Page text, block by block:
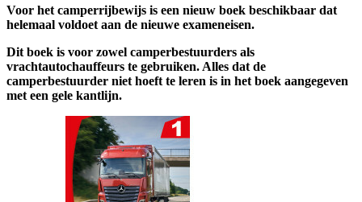
Voor het camperrijbewijs is een nieuw boek beschikbaar dat
helemaal voldoet aan de nieuwe exameneisen.
Dit boek is voor zowel camperbestuurders als
vrachtautochauffeurs te gebruiken. Alles dat de
camperbestuurder niet hoeft te leren is in het boek aangegeven
met een gele kantlijn.